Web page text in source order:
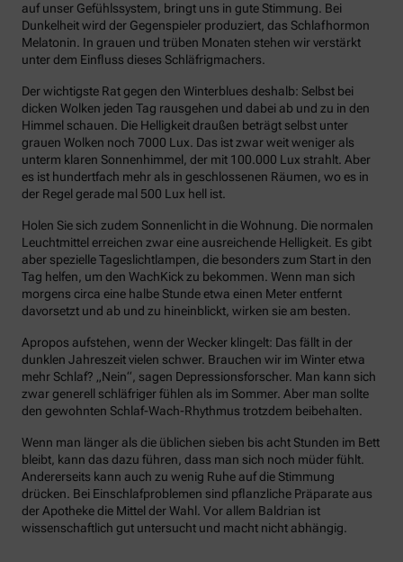
auf unser Gefühlssystem, bringt uns in gute Stimmung. Bei
Dunkelheit wird der Gegenspieler produziert, das Schlafhormon
Melatonin. In grauen und trüben Monaten stehen wir verstärkt
unter dem Einfluss dieses Schläfrigmachers.
Der wichtigste Rat gegen den Winterblues deshalb: Selbst bei
dicken Wolken jeden Tag rausgehen und dabei ab und zu in den
Himmel schauen. Die Helligkeit draußen beträgt selbst unter
grauen Wolken noch 7000 Lux. Das ist zwar weit weniger als
unterm klaren Sonnenhimmel, der mit 100.000 Lux strahlt. Aber
es ist hundertfach mehr als in geschlossenen Räumen, wo es in
der Regel gerade mal 500 Lux hell ist.
Holen Sie sich zudem Sonnenlicht in die Wohnung. Die normalen
Leuchtmittel erreichen zwar eine ausreichende Helligkeit. Es gibt
aber spezielle Tageslichtlampen, die besonders zum Start in den
Tag helfen, um den WachKick zu bekommen. Wenn man sich
morgens circa eine halbe Stunde etwa einen Meter entfernt
davorsetzt und ab und zu hineinblickt, wirken sie am besten.
Apropos aufstehen, wenn der Wecker klingelt: Das fällt in der
dunklen Jahreszeit vielen schwer. Brauchen wir im Winter etwa
mehr Schlaf? „Nein“, sagen Depressionsforscher. Man kann sich
zwar generell schläfriger fühlen als im Sommer. Aber man sollte
den gewohnten Schlaf-Wach-Rhythmus trotzdem beibehalten.
Wenn man länger als die üblichen sieben bis acht Stunden im Bett
bleibt, kann das dazu führen, dass man sich noch müder fühlt.
Andererseits kann auch zu wenig Ruhe auf die Stimmung
drücken. Bei Einschlafproblemen sind pflanzliche Präparate aus
der Apotheke die Mittel der Wahl. Vor allem Baldrian ist
wissenschaftlich gut untersucht und macht nicht abhängig.